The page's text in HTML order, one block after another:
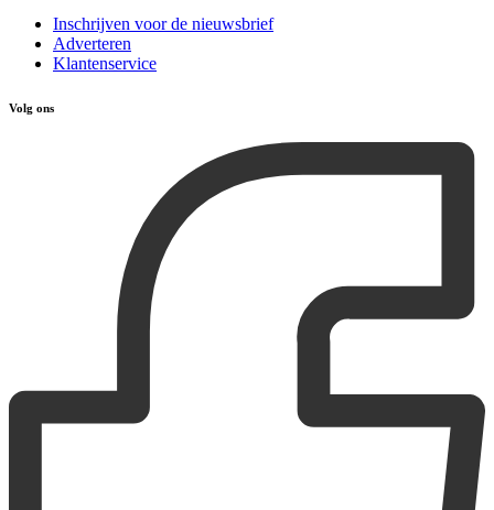
Inschrijven voor de nieuwsbrief
Adverteren
Klantenservice
Volg ons